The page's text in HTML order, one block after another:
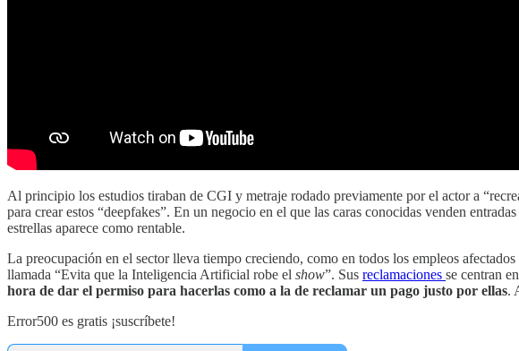
Al principio los estudios tiraban de CGI y metraje rodado previamente por el actor a
para crear estos “deepfakes”. En un negocio en el que las caras conocidas venden
estrellas aparece como rentable.
La preocupación en el sector lleva tiempo creciendo, como en todos los empleos
llamada “Evita que la Inteligencia Artificial robe el show”. Sus reclamaciones se centran
hora de dar el permiso para hacerlas como a la de reclamar un pago justo por ellas.
Error500 es gratis ¡suscríbete!